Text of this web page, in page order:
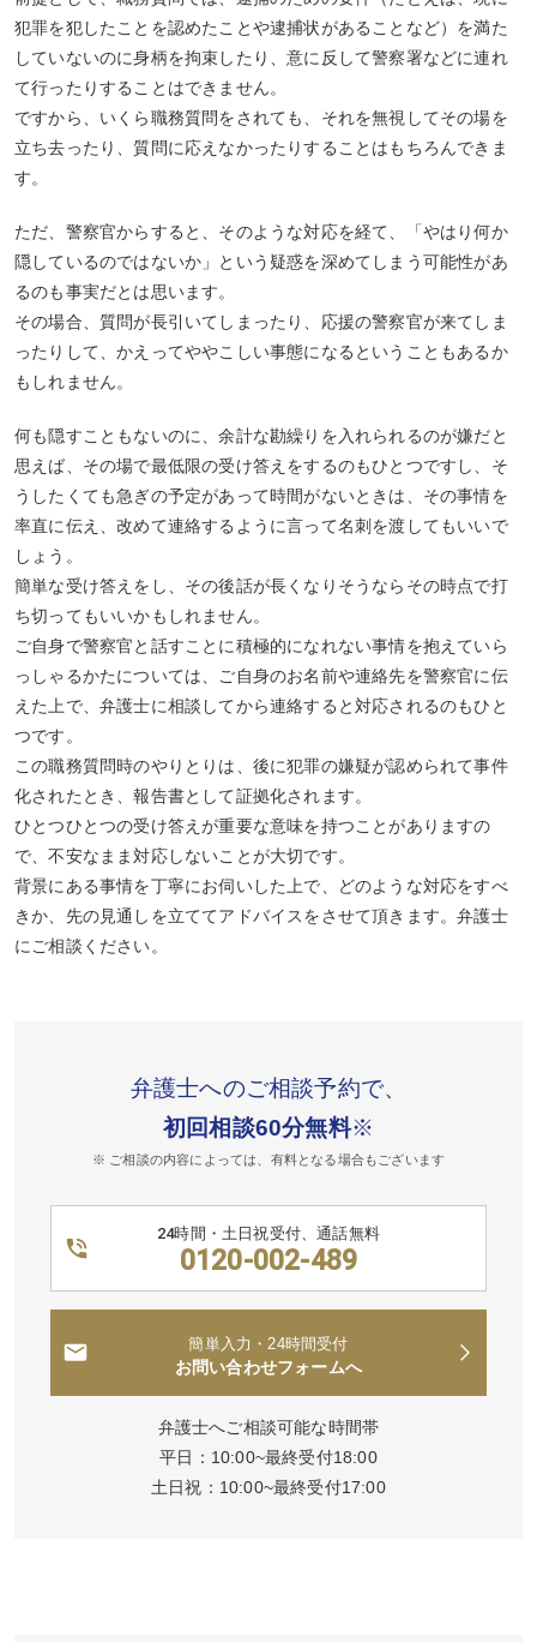
犯罪を犯したことを認めたことや逮捕状があることなど）を満た
していないのに身柄を拘束したり、意に反して警察署などに連れ
て行ったりすることはできません。
ですから、いくら職務質問をされても、それを無視してその場を
立ち去ったり、質問に応えなかったりすることはもちろんできま
す。
ただ、警察官からすると、そのような対応を経て、「やはり何か
隠しているのではないか」という疑惑を深めてしまう可能性があ
るのも事実だとは思います。
その場合、質問が長引いてしまったり、応援の警察官が来てしま
ったりして、かえってややこしい事態になるということもあるか
もしれません。
何も隠すこともないのに、余計な勘繰りを入れられるのが嫌だと
思えば、その場で最低限の受け答えをするのもひとつですし、そ
うしたくても急ぎの予定があって時間がないときは、その事情を
率直に伝え、改めて連絡するように言って名刺を渡してもいいで
しょう。
簡単な受け答えをし、その後話が長くなりそうならその時点で打
ち切ってもいいかもしれません。
ご自身で警察官と話すことに積極的になれない事情を抱えていら
っしゃるかたについては、ご自身のお名前や連絡先を警察官に伝
えた上で、弁護士に相談してから連絡すると対応されるのもひと
つです。
この職務質問時のやりとりは、後に犯罪の嫌疑が認められて事件
化されたとき、報告書として証拠化されます。
ひとつひとつの受け答えが重要な意味を持つことがありますの
で、不安なまま対応しないことが大切です。
背景にある事情を丁寧にお伺いした上で、どのような対応をすべ
きか、先の見通しを立ててアドバイスをさせて頂きます。弁護士
にご相談ください。
弁護士へのご相談予約で、
初回相談60分無料※
※ ご相談の内容によっては、有料となる場合もございます
24時間・土日祝受付、通話無料
0120-002-489
簡単入力・24時間受付
お問い合わせフォームへ
弁護士へご相談可能な時間帯
平日：10:00~最終受付18:00
土日祝：10:00~最終受付17:00